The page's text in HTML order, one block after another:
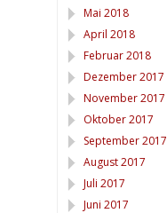
Mai 2018
April 2018
Februar 2018
Dezember 2017
November 2017
Oktober 2017
September 2017
August 2017
Juli 2017
Juni 2017